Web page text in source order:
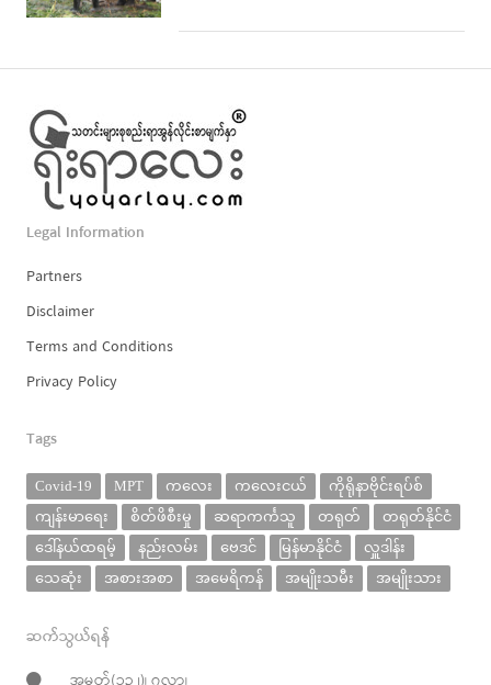
Legal Information
Partners
Disclaimer
Terms and Conditions
Privacy Policy
Tags
Covid-19 MPT ကလေး ကလေးငယ်
ကိုရိုနာဗိုင်းရပ်စ်
ကျန်းမာရေး
စိတ်ဖိစီးမှု ဆရာကင်္ကသူ တရုတ်
တရုတ်နိုင်ငံ
ဒေါ်နယ်ထရမ့်
နည်းလမ်း ဗေဒင် မြန်မာနိုင်ငံ
လှူဒါန်း
သေဆုံး
အစားအစာ အမေရိကန် အမျိုးသမီး အမျိုးသား
ဆက်သွယ်ရန်